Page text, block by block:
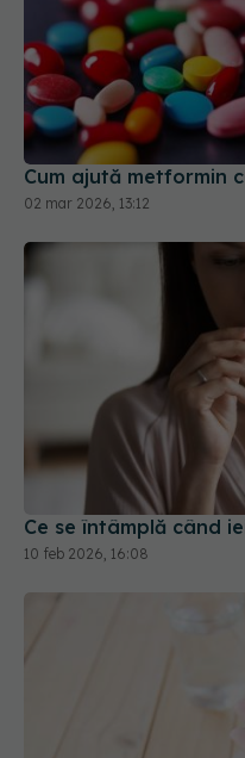
Cum ajută metformin
02 mar 2026, 13:12
Ce se întâmplă când
10 feb 2026, 16:08